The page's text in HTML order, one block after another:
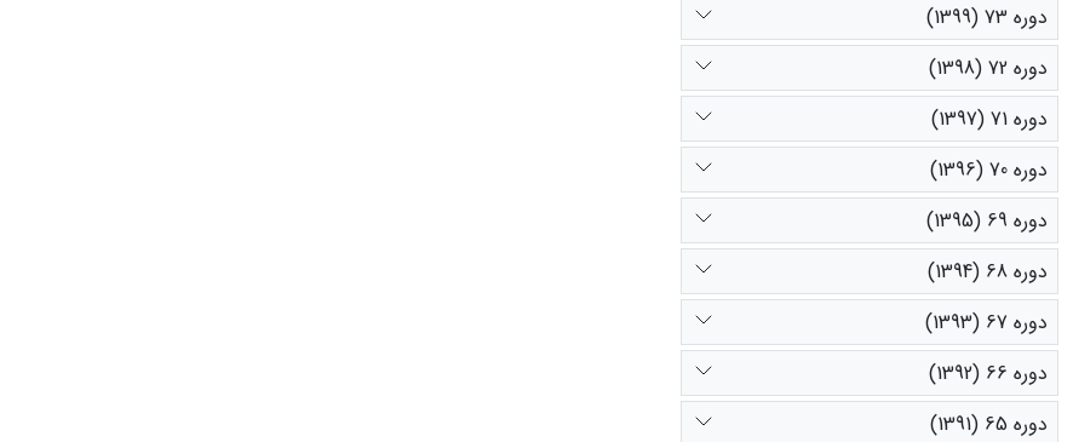
دوره 73 (1399)
دوره 72 (1398)
دوره 71 (1397)
دوره 70 (1396)
دوره 69 (1395)
دوره 68 (1394)
دوره 67 (1393)
دوره 66 (1392)
دوره 65 (1391)